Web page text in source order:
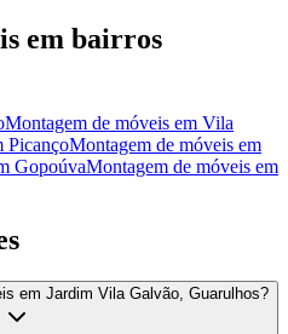
em bairros
Montagem de móveis em Vila
PicançoMontagem de móveis em
GopoúvaMontagem de móveis em
em Jardim Vila Galvão, Guarulhos?